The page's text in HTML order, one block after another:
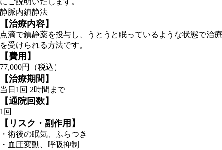
にご説明いたします。
静脈内鎮静法
【治療内容】
点滴で鎮静薬を投与し、うとうと眠っているような状態で治療
を受けられる方法です。
【費用】
77,000円（税込）
【治療期間】
当日1回 2時間まで
【通院回数】
1回
【リスク・副作用】
・術後の眠気、ふらつき
・血圧変動、呼吸抑制